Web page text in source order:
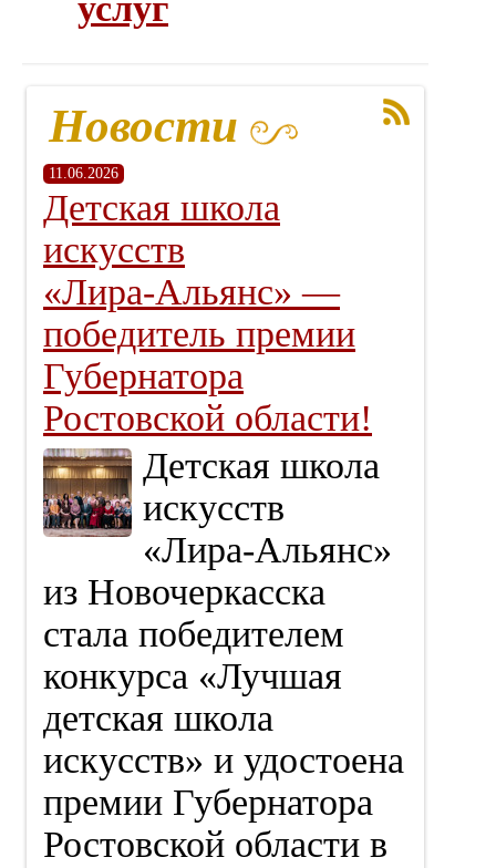
услуг
Новости
11.06.2026
Детская школа
искусств
«Лира‑Альянс» —
победитель премии
Губернатора
Ростовской области!
Детская школа
искусств
«Лира‑Альянс»
из Новочеркасска
стала победителем
конкурса «Лучшая
детская школа
искусств» и удостоена
премии Губернатора
Ростовской области в